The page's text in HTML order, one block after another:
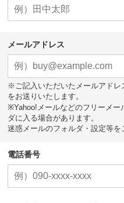
メールアドレス
※ご記入いただいたメールアドレ
をお送りいたします。
※Yahoo!メールなどのフリーメー
ダに入る場合があります。
迷惑メールのフォルダ・設定等を
電話番号